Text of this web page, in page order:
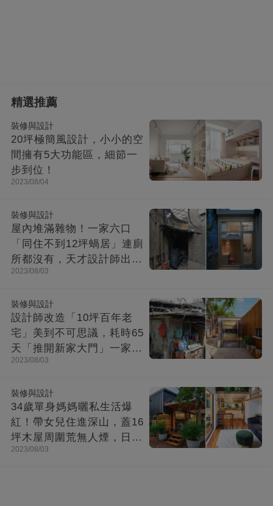
精選推薦
裝修與設計
20坪極簡風設計，小小的空
間擁有5大功能區，細節一
步到位！
2023/08/04
裝修與設計
屋內堆滿雜物！一家六口
「同住不到12坪蝸居」連廁
所都沒有，天才設計師出馬
「打造功能齊全迷你房」成
2023/08/03
裝修與設計
設計師改造「10坪百年老
宅」美到不可思議，耗時65
天「推開新家大門」一家8
口哭了
2023/08/03
裝修與設計
34歲單身媽媽曬私生活爆
紅！帶女兒住進深山，蓋16
坪木屋周圍荒無人煙，日子
快活似神仙
2023/08/03